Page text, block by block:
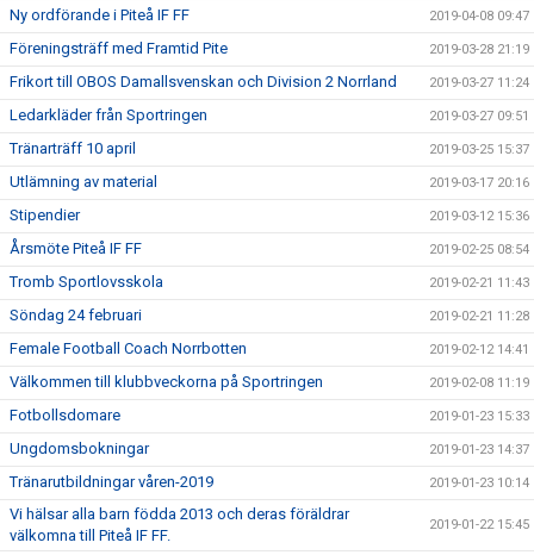
Ny ordförande i Piteå IF FF 2019-04-08 09:47
Föreningsträff med Framtid Pite 2019-03-28 21:19
Frikort till OBOS Damallsvenskan och Division 2 Norrland 2019-03-27 11:24
Ledarkläder från Sportringen 2019-03-27 09:51
Tränarträff 10 april 2019-03-25 15:37
Utlämning av material 2019-03-17 20:16
Stipendier 2019-03-12 15:36
Årsmöte Piteå IF FF 2019-02-25 08:54
Tromb Sportlovsskola 2019-02-21 11:43
Söndag 24 februari 2019-02-21 11:28
Female Football Coach Norrbotten 2019-02-12 14:41
Välkommen till klubbveckorna på Sportringen 2019-02-08 11:19
Fotbollsdomare 2019-01-23 15:33
Ungdomsbokningar 2019-01-23 14:37
Tränarutbildningar våren-2019 2019-01-23 10:14
Vi hälsar alla barn födda 2013 och deras föräldrar
välkomna till Piteå IF FF.
2019-01-22 15:45